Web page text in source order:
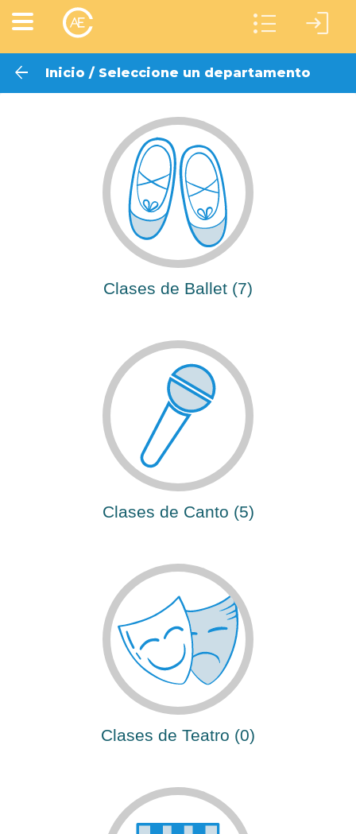
format_list_bulleted login
arrow_back Inicio / Seleccione un departamento
Clases de Ballet (7)
Clases de Canto (5)
Clases de Teatro (0)